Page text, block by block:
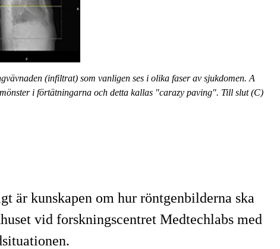
(infiltrat) som vanligen ses i olika faser av sjukdomen. A
i förtätningarna och detta kallas "carazy paving". Till slut (C)
är kunskapen om hur röntgenbilderna ska
vid forskningscentret Medtechlabs med